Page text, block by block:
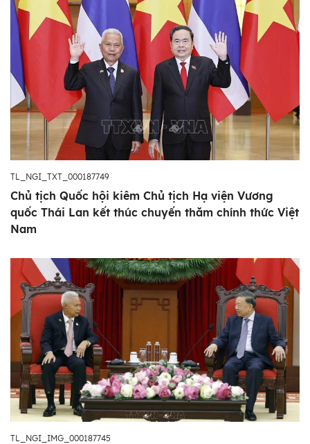
TL_NGI_TXT_000187749
Chủ tịch Quốc hội kiêm Chủ tịch Hạ viện Vương
quốc Thái Lan kết thúc chuyến thăm chính thức Việt
Nam
TL_NGI_IMG_000187745